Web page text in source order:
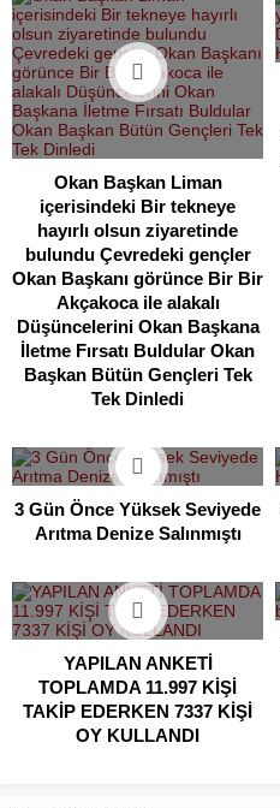
Okan Başkan Liman
içerisindeki Bir tekneye
hayırlı olsun ziyaretinde
bulundu Çevredeki gençler
Okan Başkanı görünce Bir Bir
Akçakoca ile alakalı
Düşüncelerini Okan Başkana
İletme Fırsatı Buldular Okan
Başkan Bütün Gençleri Tek
Tek Dinledi
3 Gün Önce Yüksek Seviyede
Arıtma Denize Salınmıştı
YAPILAN ANKETİ
TOPLAMDA 11.997 KİŞİ
TAKİP EDERKEN 7337 KİŞİ
OY KULLANDI